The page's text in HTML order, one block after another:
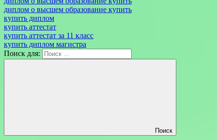
диплом о высшем образование купить
купить диплом
купить аттестат
купить аттестат за 11 класс
купить диплом магистра
Поиск для:
Поиск